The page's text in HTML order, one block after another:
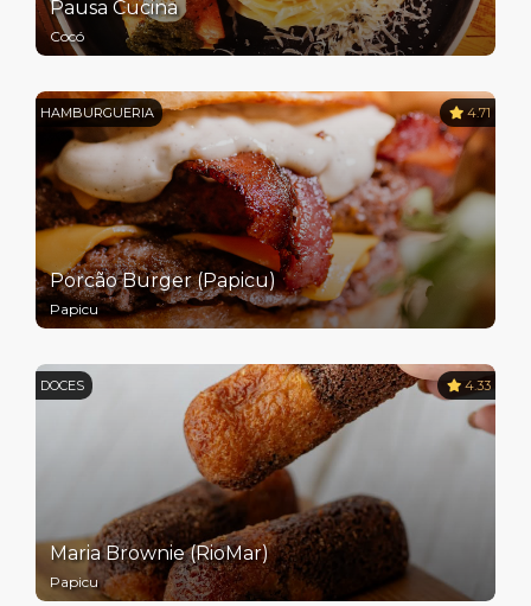
Pausa Cucina
Cocó
HAMBURGUERIA 4.71
Porcão Burger (Papicu)
Papicu
DOCES 4.33
Maria Brownie (RioMar)
Papicu